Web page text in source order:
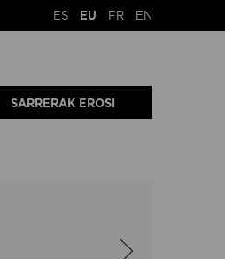
ES EU FR EN
SARRERAK EROSI